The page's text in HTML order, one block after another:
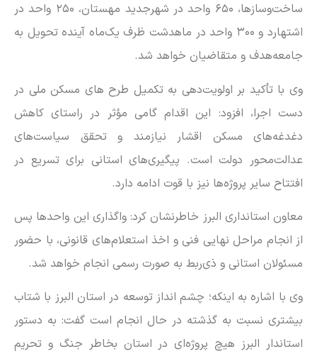
ساخت‌وسازها، ۶۵۰ واحد در شهرجدید مهستان، ۲۵۰ واحد در
اشتهارد و ۳۰۰ واحد در ماهدشت ظرف یک‌ماه آینده تحویل به
جامعه‌هدف و متقاضیان خواهد شد.
وی با تأکید بر اولویت‌دهی به تکمیل طرح های مسکن ملی در
دست اجرا، افزود: این اقدام گامی مؤثر در راستای کاهش
دغدغه‌های مسکن اقشار نیازمند و تحقق سیاست‌های
عدالت‌محور دولت است. پیگیری‌های استانی برای تسریع در
افتتاح سایر پروژه‌ها نیز با قوت ادامه دارد.
معاون استانداری البرز خاطرنشان کرد: واگذاری این واحد‌ها پس
از انجام مراحل نهایی فنی و اخذ استعلام‌های قانونی، با حضور
مسئولان استانی و ذی‌ربط به صورت رسمی انجام خواهد شد.
وی با اشاره به اینکه؛ چشم انداز توسعه در استان البرز با شتاب
بیشتری نسبت به گذشته در حال انجام است گفت: به دستور
استاندار البرز هیچ پروژه‌ای در استان بخاطر جنگ و تحریم